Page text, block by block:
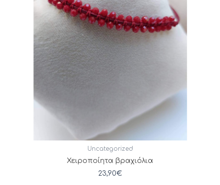
Uncategorized
Χειροποίητα βραχιόλια
23,90€